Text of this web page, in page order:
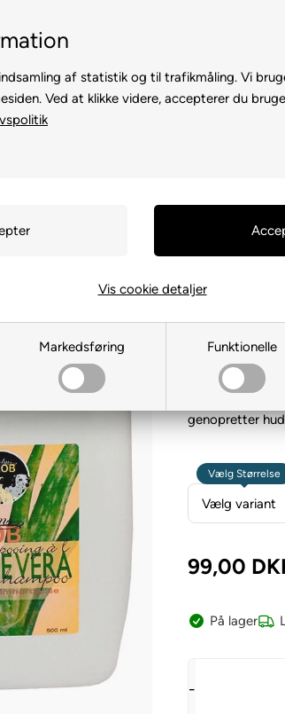
af statistik og til trafikmåling. Vi
Ved at klikke videre, accepterer du
Markedsføring Funktionelle
Vis cookie detaljer
TIL
14238
Shampoo fra
genopretter
Vælg Størrelse
99,00
På lager
-